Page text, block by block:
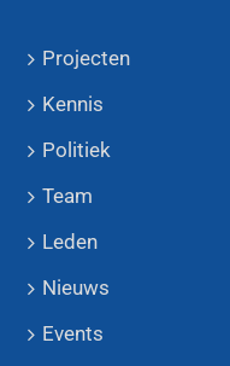
Projecten
Kennis
Politiek
Team
Leden
Nieuws
Events